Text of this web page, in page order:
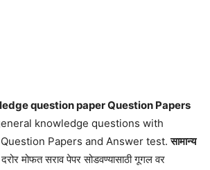
question paper Question Papers
knowledge questions with
Papers and Answer test.सामान्य
दरोर मोफत सराव पेपर सोडवण्यासाठी गूगल वर